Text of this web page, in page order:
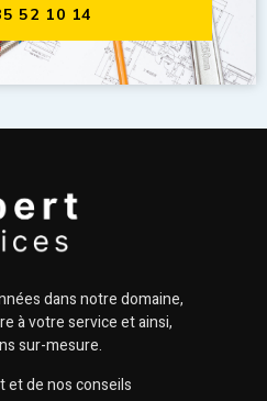
52 10 14
dans notre domaine,
à votre service et ainsi,
sur-mesure.
de nos conseils